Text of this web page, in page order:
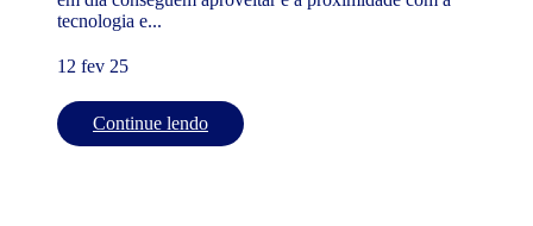
tecnologia e...
12 fev 25
Continue lendo